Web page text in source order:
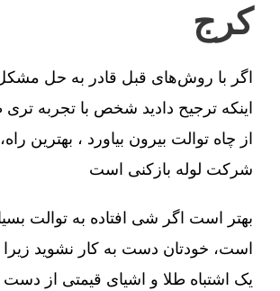
کرج
اگر با روش‌های قبل قادر به حل مشکل
اینکه ترجیح دادید شخص با تجربه
از چاه توالت بیرون بیاورد ، بهترین
شرکت لوله بازکنی است
بهتر است اگر شی افتاده به توالت
است، خودتان دست به کار نشوید
یک اشتباه طلا و اشیای قیمتی از دست